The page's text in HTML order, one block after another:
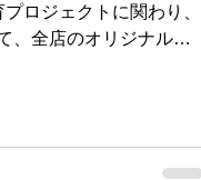
ロジェクトに関わり、
、全店のオリジナル商